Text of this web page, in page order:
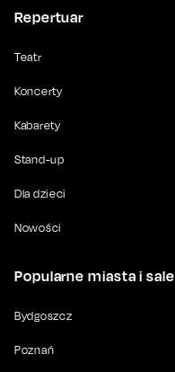
Repertuar
Teatr
Koncerty
Kabarety
Stand-up
Dla dzieci
Nowości
Popularne miasta i sale
Bydgoszcz
Poznań